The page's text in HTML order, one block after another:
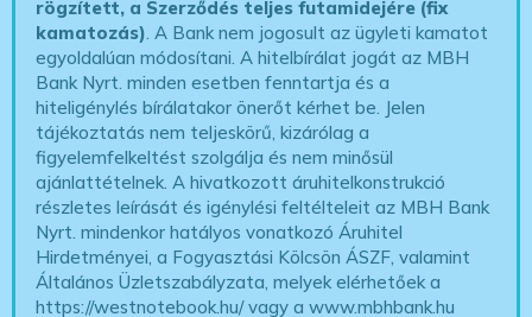
rögzített, a Szerződés teljes futamidejére (fix
kamatozás). A Bank nem jogosult az ügyleti kamatot
egyoldalúan módosítani. A hitelbírálat jogát az MBH
Bank Nyrt. minden esetben fenntartja és a
hiteligénylés bírálatakor önerőt kérhet be. Jelen
tájékoztatás nem teljeskörű, kizárólag a
figyelemfelkeltést szolgálja és nem minősül
ajánlattételnek. A hivatkozott áruhitelkonstrukció
részletes leírását és igénylési feltélteleit az MBH Bank
Nyrt. mindenkor hatályos vonatkozó Áruhitel
Hirdetményei, a Fogyasztási Kölcsön ÁSZF, valamint
Általános Üzletszabályzata, melyek elérhetőek a
https://westnotebook.hu/vagy a www.mbhbank.hu